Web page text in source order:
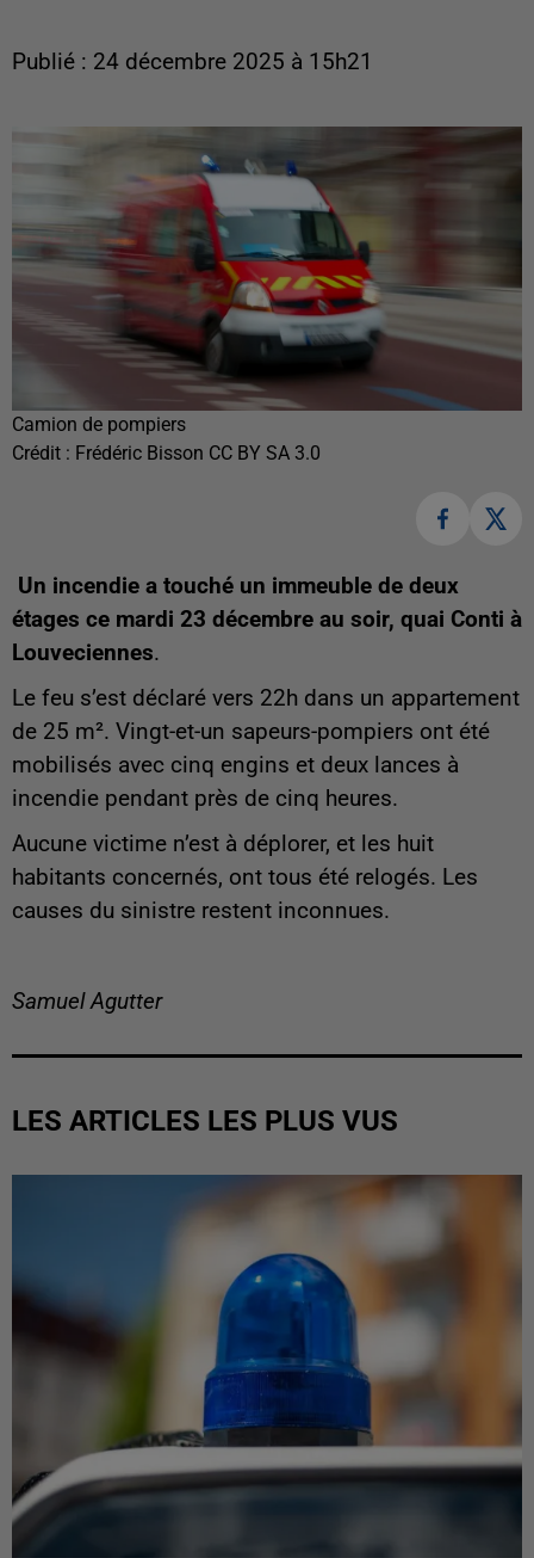
Publié : 24 décembre 2025 à 15h21
Camion de pompiers
Crédit : Frédéric Bisson CC BY SA 3.0
Un incendie a touché un immeuble de deux
étages ce mardi 23 décembre au soir, quai Conti à
Louveciennes.
Le feu s’est déclaré vers 22h dans un appartement
de 25 m². Vingt-et-un sapeurs-pompiers ont été
mobilisés avec cinq engins et deux lances à
incendie pendant près de cinq heures.
Aucune victime n’est à déplorer, et les huit
habitants concernés, ont tous été relogés. Les
causes du sinistre restent inconnues.
Samuel Agutter
LES ARTICLES LES PLUS VUS